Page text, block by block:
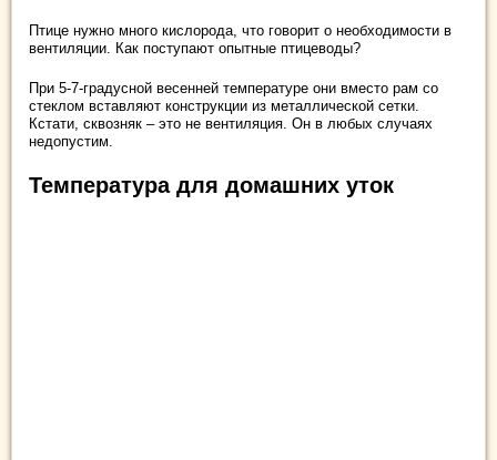
Птице нужно много кислорода, что говорит о необходимости в
вентиляции. Как поступают опытные птицеводы?
При 5-7-градусной весенней температуре они вместо рам со
стеклом вставляют конструкции из металлической сетки.
Кстати, сквозняк – это не вентиляция. Он в любых случаях
недопустим.
Температура для домашних уток